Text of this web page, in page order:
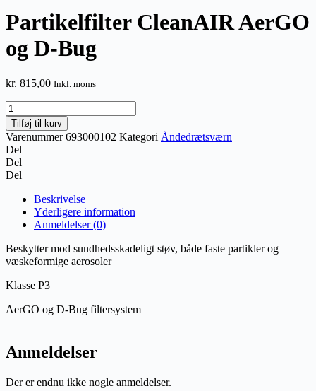
Partikelfilter CleanAIR AerGO
og D-Bug
kr. 815,00 Inkl. moms
Partikelfilter
CleanAIR
AerGO
og
D-
Bug
antal
Tilføj til kurv
Varenummer693000102 Kategori Åndedrætsværn
Del
Del
Del
Beskrivelse
Yderligere information
Anmeldelser (0)
Beskytter mod sundhedsskadeligt støv, både faste partikler og
væskeformige aerosoler
Klasse P3
AerGO og D-Bug filtersystem
Anmeldelser
Der er endnu ikke nogle anmeldelser.